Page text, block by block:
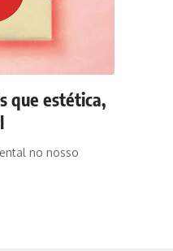
que estética,
no nosso